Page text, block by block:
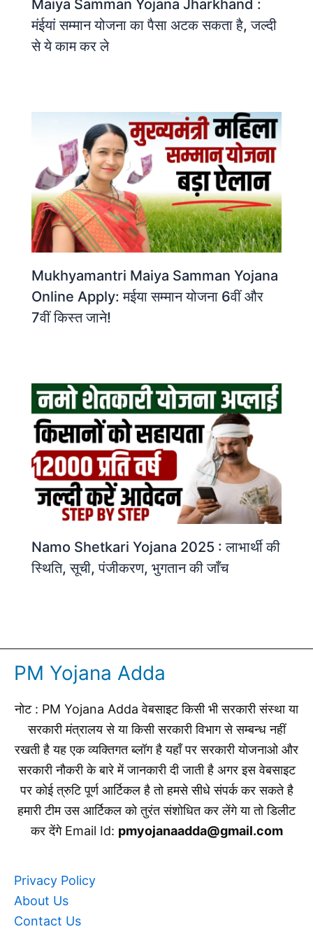
Maiya Samman Yojana Jharkhand :
मंईयां सम्मान योजना का पैसा अटक सकता है, जल्दी
से ये काम कर ले
Mukhyamantri Maiya Samman Yojana
Online Apply: मईया सम्मान योजना 6वीं और
7वीं किस्त जाने!
Namo Shetkari Yojana 2025 : लाभार्थी की
स्थिति, सूची, पंजीकरण, भुगतान की जाँच
PM Yojana Adda
नोट : PM Yojana Adda वेबसाइट किसी भी सरकारी संस्था या
सरकारी मंत्रालय से या किसी सरकारी विभाग से सम्बन्ध नहीं
रखती है यह एक व्यक्तिगत ब्लॉग है यहाँ पर सरकारी योजनाओ और
सरकारी नौकरी के बारे में जानकारी दी जाती है अगर इस वेबसाइट
पर कोई त्रुटि पूर्ण आर्टिकल है तो हमसे सीधे संपर्क कर सकते है
हमारी टीम उस आर्टिकल को तुरंत संशोधित कर लेंगे या तो डिलीट
कर देंगे Email Id: pmyojanaadda@gmail.com
Privacy Policy
About Us
Contact Us